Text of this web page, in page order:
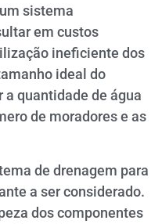
sistema
em custos
ineficiente dos
ideal do
quantidade de água
de moradores e as
de drenagem para
a ser considerado.
dos componentes